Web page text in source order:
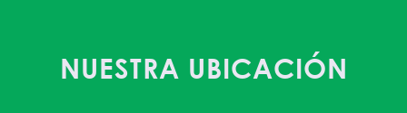
NUESTRA UBICACIÓN